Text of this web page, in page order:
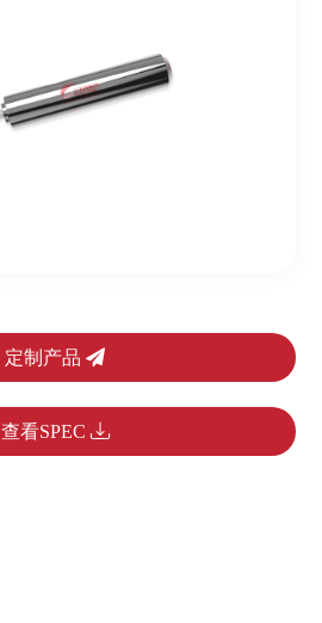
定制产品
查看SPEC